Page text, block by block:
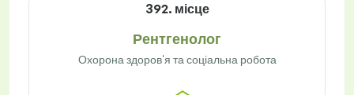
392. місце
Рентгенолог
Охорона здоров'я та соціальна робота